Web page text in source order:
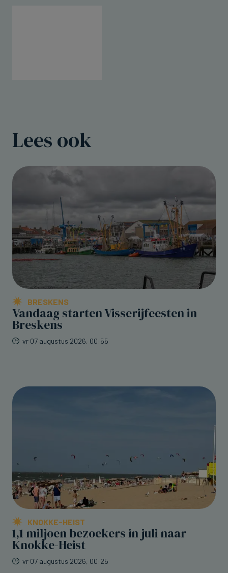
Lees ook
BRESKENS
Vandaag starten Visserijfeesten in
Breskens
vr 07 augustus 2026, 00:55
KNOKKE-HEIST
1,1 miljoen bezoekers in juli naar
Knokke-Heist
vr 07 augustus 2026, 00:25